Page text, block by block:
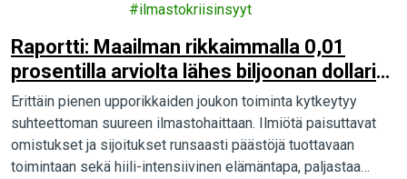
ilmastokriisinsyyt
Raportti: Maailman rikkaimmalla 0,01
prosentilla arviolta lähes biljoonan dollarin
vuotuinen ilmastovelka
Erittäin pienen upporikkaiden joukon toiminta kytkeytyy
suhteettoman suureen ilmastohaittaan. Ilmiötä paisuttavat
omistukset ja sijoitukset runsaasti päästöjä tuottavaan
toimintaan sekä hiili-intensiivinen elämäntapa, paljastaa